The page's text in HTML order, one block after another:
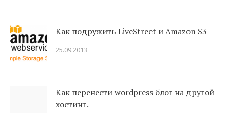
Как подружить LiveStreet и Amazon S3
25.09.2013
Как перенести wordpress блог на другой
хостинг.